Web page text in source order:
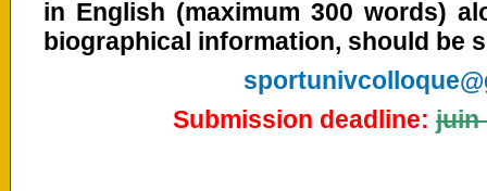
in English (maximum 300 words)
biographical information, should be
Submission deadline: juin